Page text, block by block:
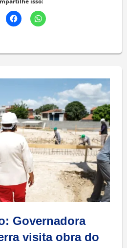
Governadora
visita obra do